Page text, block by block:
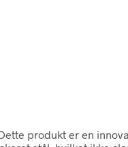
Dette produkt er en